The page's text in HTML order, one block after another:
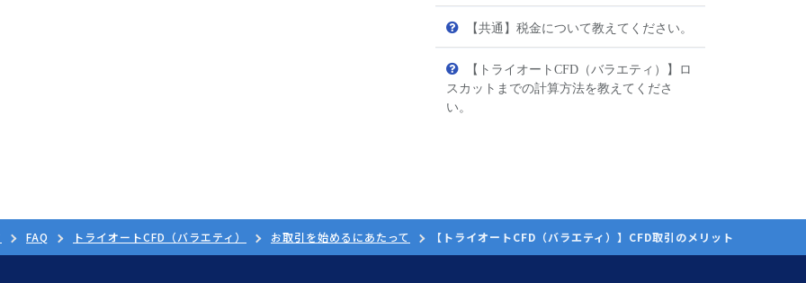
【共通】税金について教えてください。
【トライオートCFD（バラエティ）】ロ
スカットまでの計算方法を教えてくださ
い。
FAQ トライオートCFD（バラエティ） お取引を始めるにあたって 【トライオートCFD（バラエティ）】CFD取引のメリット